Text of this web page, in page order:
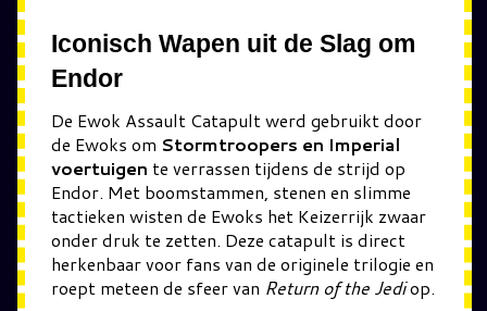
Iconisch Wapen uit de Slag om
Endor
De Ewok Assault Catapult werd gebruikt door
de Ewoks om Stormtroopers en Imperial
voertuigen te verrassen tijdens de strijd op
Endor. Met boomstammen, stenen en slimme
tactieken wisten de Ewoks het Keizerrijk zwaar
onder druk te zetten. Deze catapult is direct
herkenbaar voor fans van de originele trilogie en
roept meteen de sfeer van Return of the Jediop.